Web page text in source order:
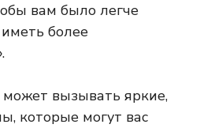
вам было легче
более
вызывать яркие,
которые могут вас